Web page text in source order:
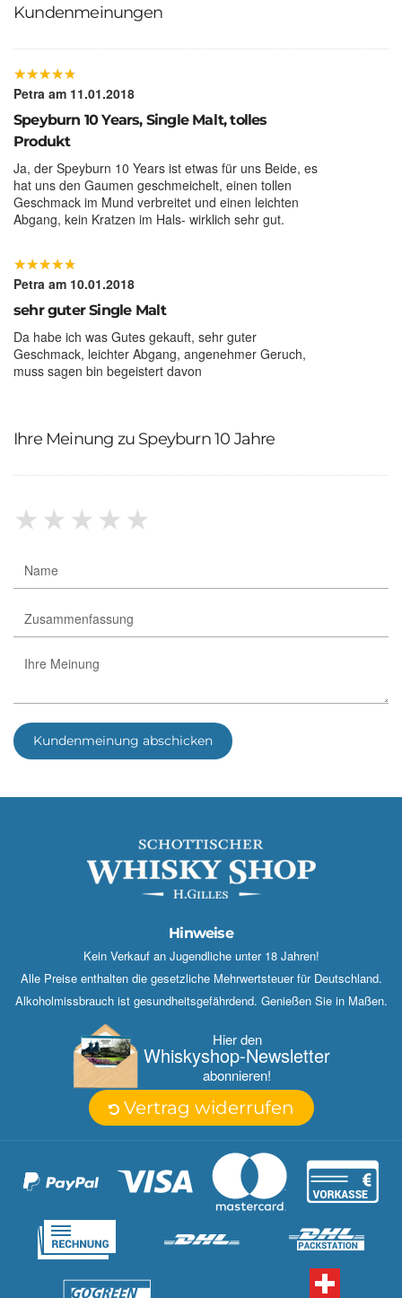
Kundenmeinungen
★★★★★
★★★★★
Petra am 11.01.2018
Speyburn 10 Years, Single Malt, tolles
Produkt
Ja, der Speyburn 10 Years ist etwas für uns Beide, es
hat uns den Gaumen geschmeichelt, einen tollen
Geschmack im Mund verbreitet und einen leichten
Abgang, kein Kratzen im Hals- wirklich sehr gut.
★★★★★
★★★★★
Petra am 10.01.2018
sehr guter Single Malt
Da habe ich was Gutes gekauft, sehr guter
Geschmack, leichter Abgang, angenehmer Geruch,
muss sagen bin begeistert davon
Ihre Meinung zu Speyburn 10 Jahre
★★★★★
Kundenmeinung abschicken
Hinweise
Kein Verkauf an Jugendliche unter 18 Jahren!
Alle Preise enthalten die gesetzliche Mehrwertsteuer für Deutschland.
Alkoholmissbrauch ist gesundheitsgefährdend. Genießen Sie in Maßen.
Hier den
Whisky­shop-Newsletter
abonnieren!
Vertrag widerrufen